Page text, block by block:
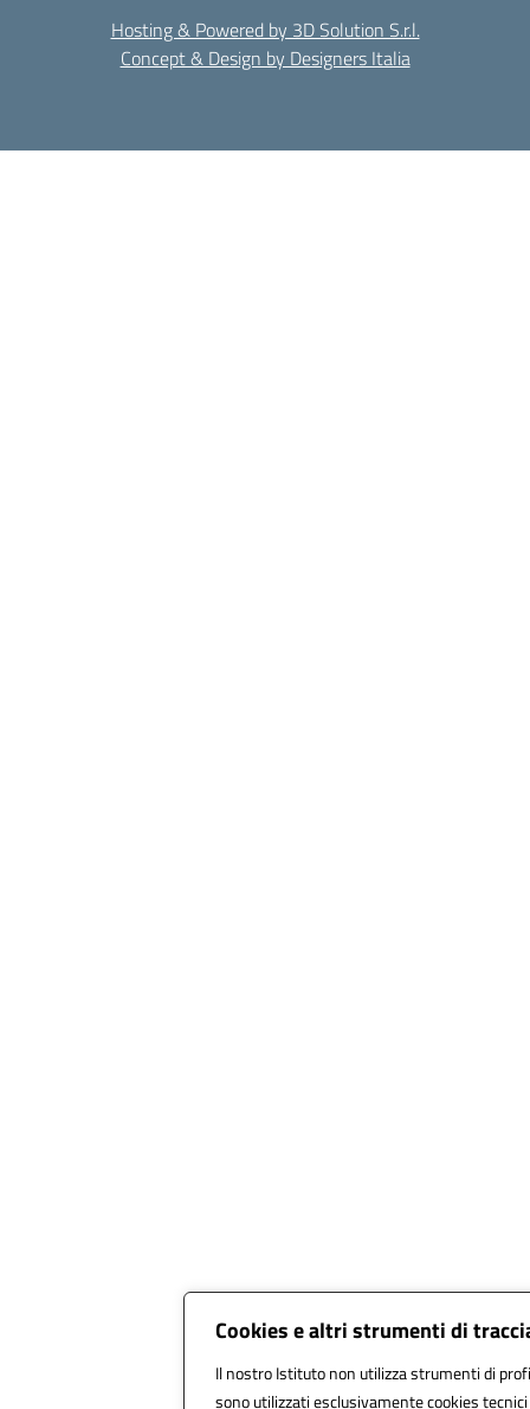
Cookies e altri strumenti di
Il nostro Istituto non utilizza strumenti di
sono utilizzati esclusivamente cookies
Hosting & Powered by 3D Solution S.r.l.
Concept & Design by Designers Italia